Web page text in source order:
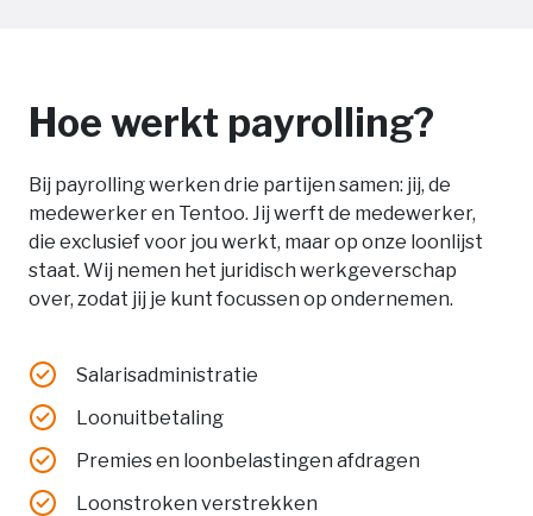
Hoe werkt payrolling?
Bij payrolling werken drie partijen samen: jij, de
medewerker en Tentoo. Jij werft de medewerker,
die exclusief voor jou werkt, maar op onze loonlijst
staat. Wij nemen het juridisch werkgeverschap
over, zodat jij je kunt focussen op ondernemen.
Salarisadministratie
Loonuitbetaling
Premies en loonbelastingen afdragen
Loonstroken verstrekken